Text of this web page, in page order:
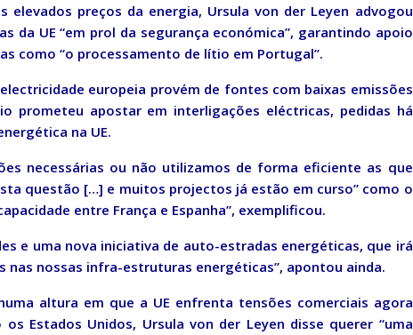
elevados preços da energia, Ursula von der Leyen advogou
da UE “em prol da segurança económica”, garantindo apoio
como “o processamento de lítio em Portugal”.
europeia provém de fontes com baixas emissões
prometeu apostar em interligações eléctricas, pedidas há
na UE.
necessárias ou não utilizamos de forma eficiente as que
questão […] e muitos projectos já estão em curso” como o
entre França e Espanha”, exemplificou.
e uma nova iniciativa de auto-estradas energéticas, que irá
nossas infra-estruturas energéticas”, apontou ainda.
altura em que a UE enfrenta tensões comerciais agora
Estados Unidos, Ursula von der Leyen disse querer “uma